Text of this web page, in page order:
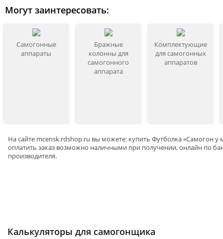
Могут заинтересовать:
Самогонные
аппараты
Бражные
колонны для
самогонного
аппарата
Комплектующие
для самогонных
аппаратов
На сайте mcensk.rdshop.ru вы можете: купить Футболка «Самогон у
оплатить заказ возможно наличными при получении, онлайн по
производителя.
Калькуляторы для самогонщика